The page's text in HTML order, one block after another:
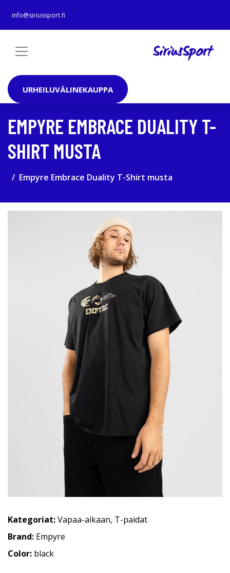
info@siriussport.fi
URHEILUVÄLINEKAUPPA
EMPYRE EMBRACE DUALITY T-
SHIRT MUSTA
Empyre Embrace Duality T-Shirt musta
Kategoriat:Vapaa-aikaan, T-paidat
Brand: Empyre
Color: black